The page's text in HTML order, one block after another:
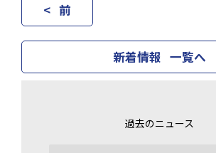
< 前
新着情報 一覧へ
過去のニュース